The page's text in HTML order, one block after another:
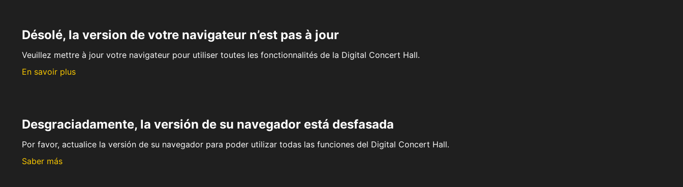
Désolé, la version de votre navigateur n’est pas à jour
Veuillez mettre à jour votre navigateur pour utiliser toutes les fonctionnalités de la Digital Concert Hall.
En savoir plus
Desgraciadamente, la versión de su navegador está desfasada
Por favor, actualice la versión de su navegador para poder utilizar todas las funciones del Digital Concert Hall.
Saber más